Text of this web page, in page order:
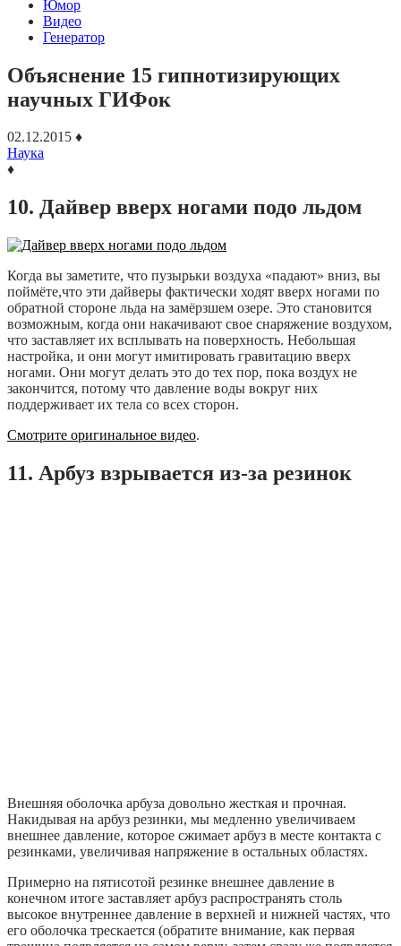
Юмор
Видео
Генератор
Объяснение 15 гипнотизирующих
научных ГИФок
02.12.2015 ♦
Наука
♦
10. Дайвер вверх ногами подо льдом
Когда вы заметите, что пузырьки воздуха «падают» вниз, вы
поймёте,что эти дайверы фактически ходят вверх ногами по
обратной стороне льда на замёрзшем озере. Это становится
возможным, когда они накачивают свое снаряжение воздухом,
что заставляет их всплывать на поверхность. Небольшая
настройка, и они могут имитировать гравитацию вверх
ногами. Они могут делать это до тех пор, пока воздух не
закончится, потому что давление воды вокруг них
поддерживает их тела со всех сторон.
Смотрите оригинальное видео.
11. Арбуз взрывается из-за резинок
Внешняя оболочка арбуза довольно жесткая и прочная.
Накидывая на арбуз резинки, мы медленно увеличиваем
внешнее давление, которое сжимает арбуз в месте контакта с
резинками, увеличивая напряжение в остальных областях.
Примерно на пятисотой резинке внешнее давление в
конечном итоге заставляет арбуз распространять столь
высокое внутреннее давление в верхней и нижней частях, что
его оболочка трескается (обратите внимание, как первая